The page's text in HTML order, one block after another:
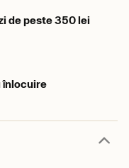
de peste 350 lei
înlocuire